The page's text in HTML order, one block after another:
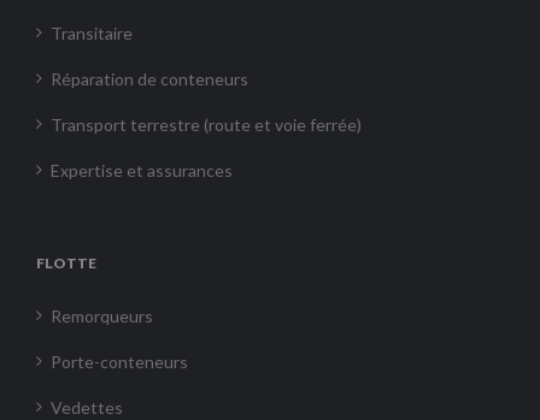
Transitaire
Réparation de conteneurs
Transport terrestre (route et voie ferrée)
Expertise et assurances
FLOTTE
Remorqueurs
Porte-conteneurs
Vedettes